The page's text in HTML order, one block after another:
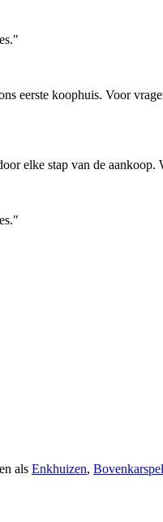
eerste koophuis. Voor
elke stap van de
als Enkhuizen, Bovenkarspel